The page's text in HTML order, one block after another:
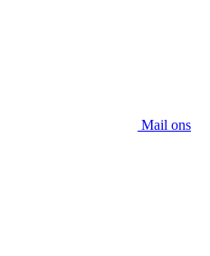
Mail ons